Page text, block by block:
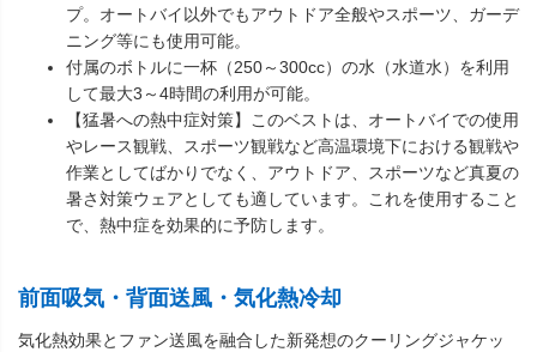
プ。オートバイ以外でもアウトドア全般やスポーツ、ガーデ
ニング等にも使用可能。
付属のボトルに一杯（250～300cc）の水（水道水）を利用
して最大3～4時間の利用が可能。
【猛暑への熱中症対策】このベストは、オートバイでの使用
やレース観戦、スポーツ観戦など高温環境下における観戦や
作業としてばかりでなく、アウトドア、スポーツなど真夏の
暑さ対策ウェアとしても適しています。これを使用すること
で、熱中症を効果的に予防します。
前面吸気・背面送風・気化熱冷却
気化熱効果とファン送風を融合した新発想のクーリングジャケッ